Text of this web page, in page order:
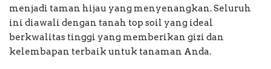
menjadi taman hijau yang menyenangkan. Seluruh
ini diawali dengan tanah top soil yang ideal
berkwalitas tinggi yang memberikan gizi dan
kelembapan terbaik untuk tanaman Anda.